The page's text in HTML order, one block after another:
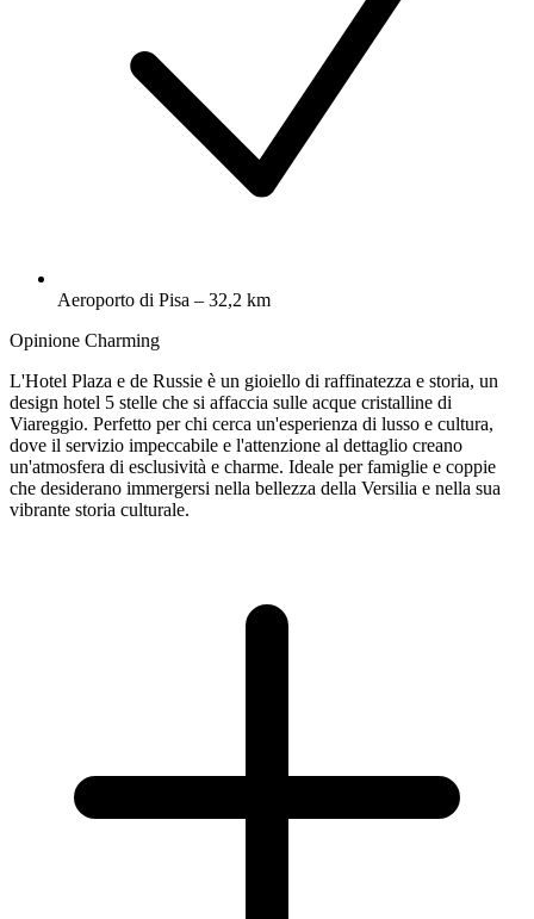
Aeroporto di Pisa – 32,2 km
Opinione Charming
L'Hotel Plaza e de Russie è un gioiello di raffinatezza e storia, un
design hotel 5 stelle che si affaccia sulle acque cristalline di
Viareggio. Perfetto per chi cerca un'esperienza di lusso e cultura,
dove il servizio impeccabile e l'attenzione al dettaglio creano
un'atmosfera di esclusività e charme. Ideale per famiglie e coppie
che desiderano immergersi nella bellezza della Versilia e nella sua
vibrante storia culturale.